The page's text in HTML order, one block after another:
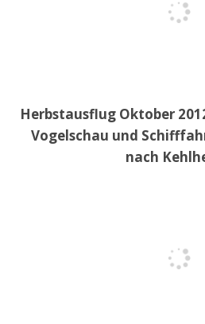
Herbstausflug Oktober
Vogelschau und
nach